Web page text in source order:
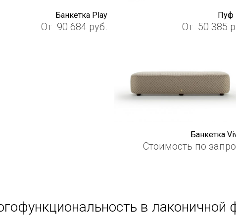
Банкетка Play
От 90 684 руб.
Пуф
От 50 385
Банкетка
Стоимость по
в лаконичной